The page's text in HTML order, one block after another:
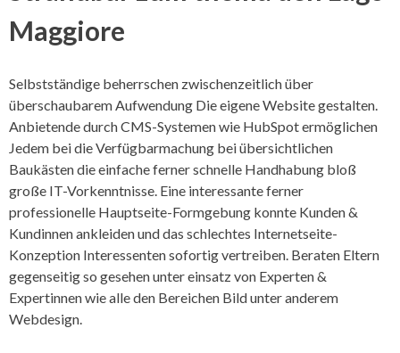
Maggiore
Selbstständige beherrschen zwischenzeitlich über
überschaubarem Aufwendung Die eigene Website gestalten.
Anbietende durch CMS-Systemen wie HubSpot ermöglichen
Jedem bei die Verfügbarmachung bei übersichtlichen
Baukästen die einfache ferner schnelle Handhabung bloß
große IT-Vorkenntnisse. Eine interessante ferner
professionelle Hauptseite-Formgebung konnte Kunden &
Kundinnen ankleiden und das schlechtes Internetseite-
Konzeption Interessenten sofortig vertreiben. Beraten Eltern
gegenseitig so gesehen unter einsatz von Experten &
Expertinnen wie alle den Bereichen Bild unter anderem
Webdesign.